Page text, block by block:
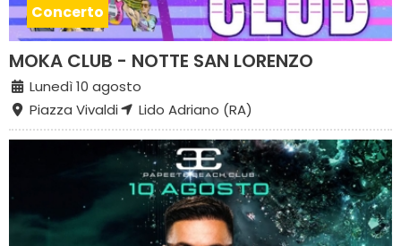
Concerto
MOKA CLUB - NOTTE SAN LORENZO
Lunedì 10 agosto
Piazza Vivaldi
Lido Adriano (RA)